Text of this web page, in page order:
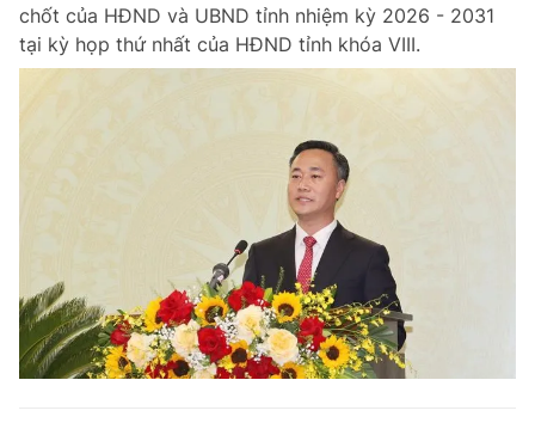
chốt của HĐND và UBND tỉnh nhiệm kỳ 2026 - 2031
tại kỳ họp thứ nhất của HĐND tỉnh khóa VIII.